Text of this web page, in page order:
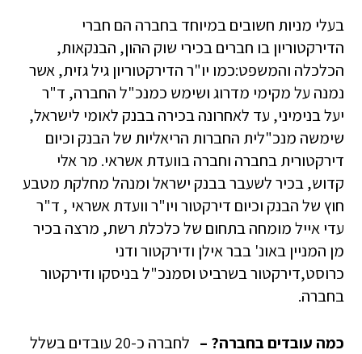
בעלי מניות חשובים במיוחד בחברה הם חברי
הדירקטוריון בו חברים בכירי שוק ההון, הבנקאות,
הכלכלה והמשפט:כמו יו"ר הדירקטוריון גיל גזית, אשר
נמנה על מקימי מדרוג ושימש כמנכ"ל החברה, ד"ר
יעל בנימיני, עד לאחרונה בכירה בבנק לאומי לישראל,
שימשה מנכ"לית החברות הריאליות של הבנק וכיום
דירקטורית בחברה וחברה בוועדת אשראי. מר אלי
קדוש, בכיר לשעבר בבנק ישראל ומנהל מחלקת מטבע
חוץ של הבנק וכיום דירקטור ויו"ר וועדת אשראי , ד"ר
עדי אייל מומחה בתחום של כלכלת רשת, מרצה בכיר
מן המניין באונ' בבר אילן ודירקטור ודני
כרוסט,דירקטור בשרביט וסמנכ"ל בניסקו ודירקטור
בחברה.
כמה עובדים בחברה? –
לחברה כ-20 עובדים בשלל